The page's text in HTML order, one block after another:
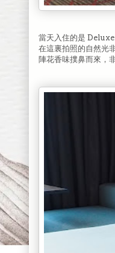
當天入住的是 Deluxe
在這裏拍照的自然光
陣花香味撲鼻而來，